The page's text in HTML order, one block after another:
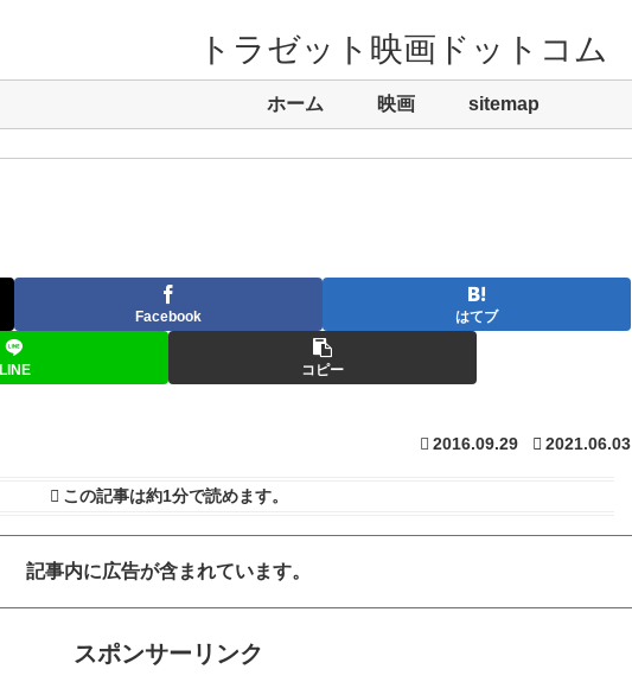
トラゼット映画ドットコム
ホーム 映画 sitemap
Facebook はてブ
LINE コピー
2016.09.29 2021.06.03
この記事は約1分で読めます。
記事内に広告が含まれています。
スポンサーリンク